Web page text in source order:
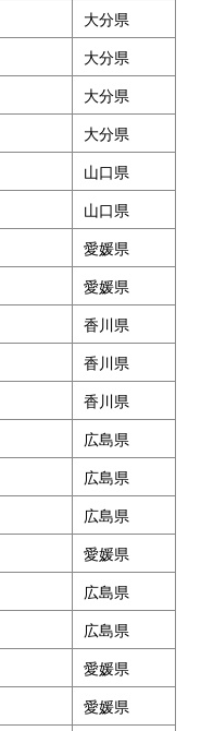
大分県
大分県
大分県
大分県
山口県
山口県
愛媛県
愛媛県
香川県
香川県
香川県
広島県
広島県
広島県
愛媛県
広島県
広島県
愛媛県
愛媛県